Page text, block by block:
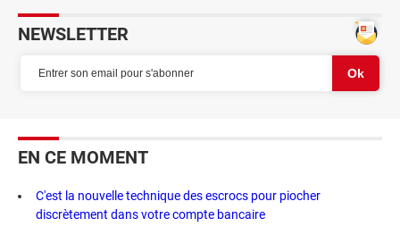
NEWSLETTER
EN CE MOMENT
C'est la nouvelle technique des escrocs pour piocher
discrètement dans votre compte bancaire